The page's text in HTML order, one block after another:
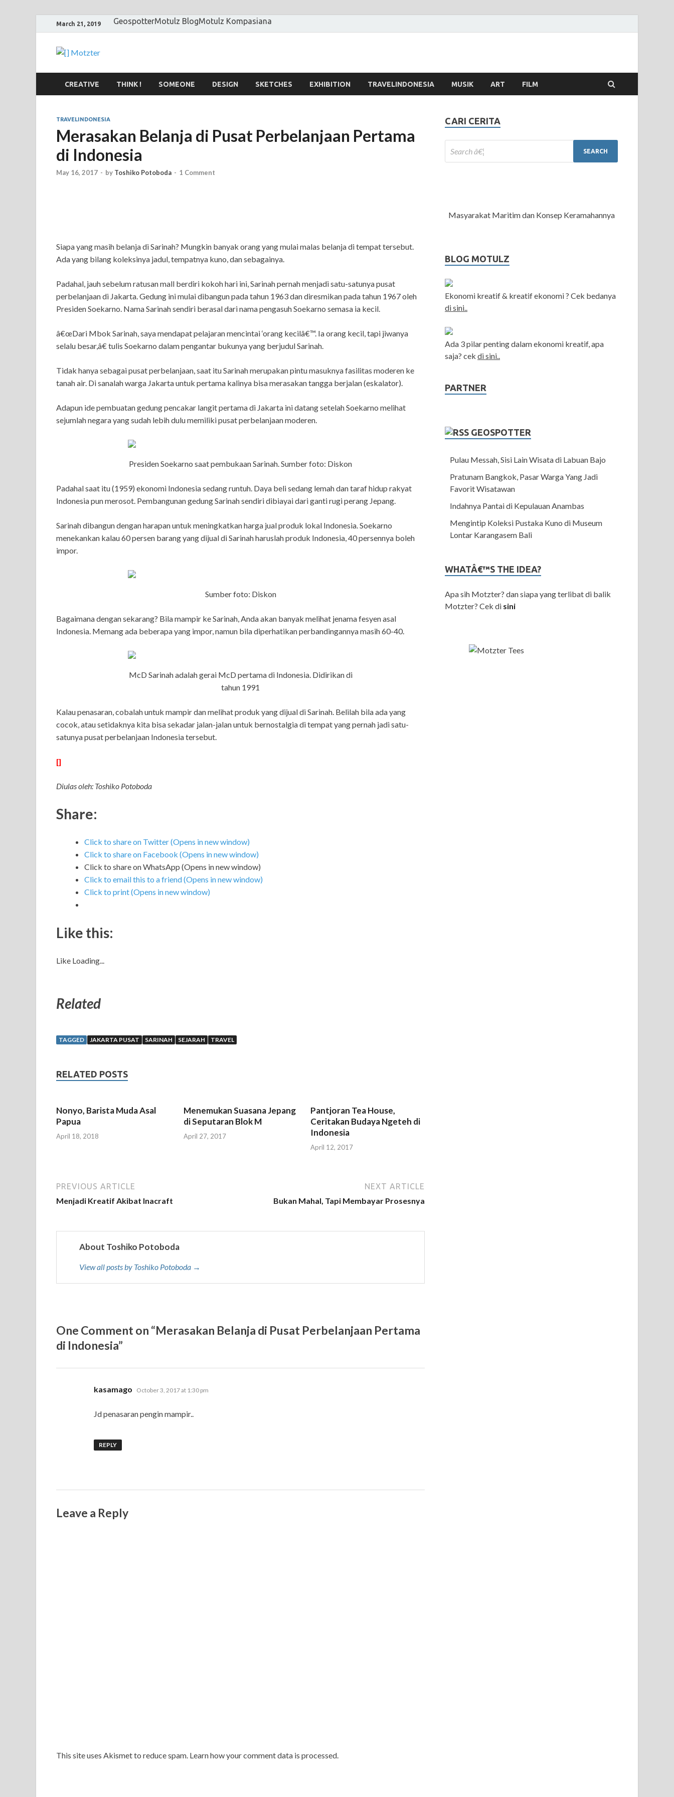
March 21, 2019 GeospotterMotulz BlogMotulz Kompasiana
[] Motzter
CREATIVE THINK ! SOMEONE DESIGN SKETCHES EXHIBITION TRAVELINDONESIA MUSIK ART FILM
TRAVELINDONESIA
Merasakan Belanja di Pusat Perbelanjaan Pertama
di Indonesia
May 16, 2017 - by Toshiko Potoboda - 1 Comment
Siapa yang masih belanja di Sarinah? Mungkin banyak orang yang mulai malas belanja di tempat tersebut.
Ada yang bilang koleksinya jadul, tempatnya kuno, dan sebagainya.
Padahal, jauh sebelum ratusan mall berdiri kokoh hari ini, Sarinah pernah menjadi satu-satunya pusat
perbelanjaan di Jakarta. Gedung ini mulai dibangun pada tahun 1963 dan diresmikan pada tahun 1967 oleh
Presiden Soekarno. Nama Sarinah sendiri berasal dari nama pengasuh Soekarno semasa ia kecil.
â€œDari Mbok Sarinah, saya mendapat pelajaran mencintai ‘orang kecilâ€™. Ia orang kecil, tapi jiwanya
selalu besar,â€ tulis Soekarno dalam pengantar bukunya yang berjudul Sarinah.
Tidak hanya sebagai pusat perbelanjaan, saat itu Sarinah merupakan pintu masuknya fasilitas moderen ke
tanah air. Di sanalah warga Jakarta untuk pertama kalinya bisa merasakan tangga berjalan (eskalator).
Adapun ide pembuatan gedung pencakar langit pertama di Jakarta ini datang setelah Soekarno melihat
sejumlah negara yang sudah lebih dulu memiliki pusat perbelanjaan moderen.
Presiden Soekarno saat pembukaan Sarinah. Sumber foto: Diskon
Padahal saat itu (1959) ekonomi Indonesia sedang runtuh. Daya beli sedang lemah dan taraf hidup rakyat
Indonesia pun merosot. Pembangunan gedung Sarinah sendiri dibiayai dari ganti rugi perang Jepang.
Sarinah dibangun dengan harapan untuk meningkatkan harga jual produk lokal Indonesia. Soekarno
menekankan kalau 60 persen barang yang dijual di Sarinah haruslah produk Indonesia, 40 persennya boleh
impor.
Sumber foto: Diskon
Bagaimana dengan sekarang? Bila mampir ke Sarinah, Anda akan banyak melihat jenama fesyen asal
Indonesia. Memang ada beberapa yang impor, namun bila diperhatikan perbandingannya masih 60-40.
McD Sarinah adalah gerai McD pertama di Indonesia. Didirikan di
tahun 1991
Kalau penasaran, cobalah untuk mampir dan melihat produk yang dijual di Sarinah. Belilah bila ada yang
cocok, atau setidaknya kita bisa sekadar jalan-jalan untuk bernostalgia di tempat yang pernah jadi satu-
satunya pusat perbelanjaan Indonesia tersebut.
[]
Diulas oleh: Toshiko Potoboda
Share:
Click to share on Twitter (Opens in new window)
Click to share on Facebook (Opens in new window)
Click to share on WhatsApp (Opens in new window)
Click to email this to a friend (Opens in new window)
Click to print (Opens in new window)
Like this:
Like Loading...
Related
TAGGED JAKARTA PUSAT SARINAH SEJARAH TRAVEL
RELATED POSTS
Nonyo, Barista Muda Asal
Papua
April 18, 2018
Menemukan Suasana Jepang
di Seputaran Blok M
April 27, 2017
Pantjoran Tea House,
Ceritakan Budaya Ngeteh di
Indonesia
April 12, 2017
PREVIOUS ARTICLE
Menjadi Kreatif Akibat Inacraft
NEXT ARTICLE
Bukan Mahal, Tapi Membayar Prosesnya
About Toshiko Potoboda
View all posts by Toshiko Potoboda →
One Comment on “Merasakan Belanja di Pusat Perbelanjaan Pertama
di Indonesia”
kasamago says:
October 3, 2017 at 1:30 pm
Jd penasaran pengin mampir..
REPLY
Leave a Reply
This site uses Akismet to reduce spam. Learn how your comment data is processed.
CARI CERITA
Masyarakat Maritim dan Konsep Keramahannya
BLOG MOTULZ
Ekonomi kreatif & kreatif ekonomi ? Cek bedanya
di sini..
Ada 3 pilar penting dalam ekonomi kreatif, apa
saja? cekdi sini..
PARTNER
GEOSPOTTER
Pulau Messah, Sisi Lain Wisata di Labuan Bajo
Pratunam Bangkok, Pasar Warga Yang Jadi
Favorit Wisatawan
Indahnya Pantai di Kepulauan Anambas
Mengintip Koleksi Pustaka Kuno di Museum
Lontar Karangasem Bali
WHATÂ€™S THE IDEA?
Apa sih Motzter? dan siapa yang terlibat di balik
Motzter? Cek di sini